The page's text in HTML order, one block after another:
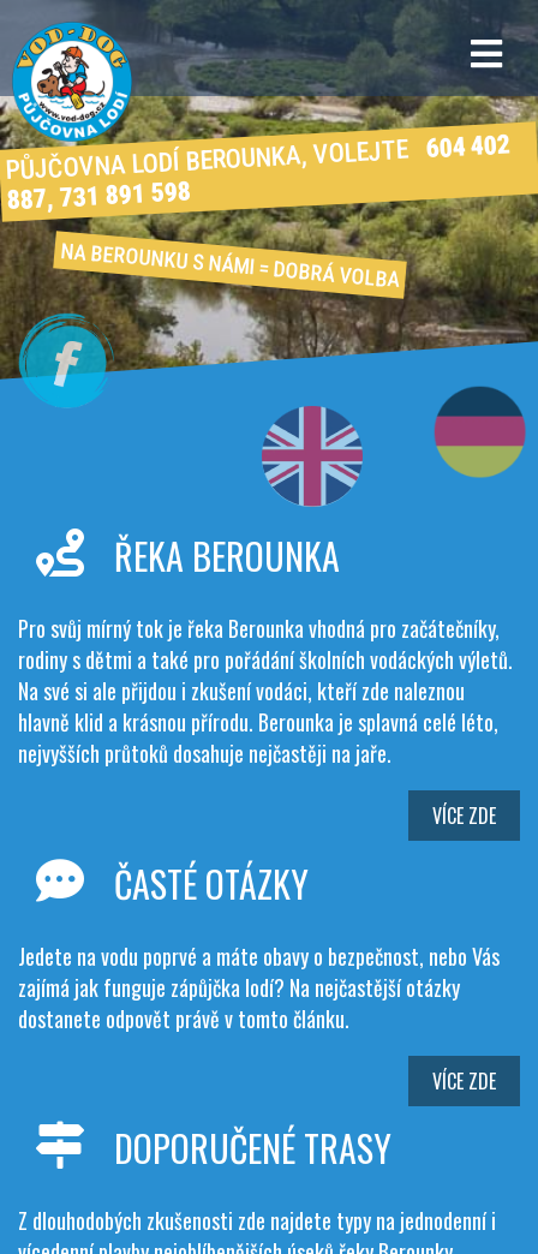
PŮJČOVNA LODÍ BEROUNKA, VOLEJTE 604 402
887, 731 891 598
NA BEROUNKU S NÁMI= DOBRÁ VOLBA
ŘEKA BEROUNKA
Pro svůj mírný tok je řeka Berounka vhodná pro začátečníky,
rodiny s dětmi a také pro pořádání školních vodáckých výletů.
Na své si ale přijdou i zkušení vodáci, kteří zde naleznou
hlavně klid a krásnou přírodu. Berounka je splavná celé léto,
nejvyšších průtoků dosahuje nejčastěji na jaře.
VÍCE ZDE
ČASTÉ OTÁZKY
Jedete na vodu poprvé a máte obavy o bezpečnost, nebo Vás
zajímá jak funguje zápůjčka lodí? Na nejčastější otázky
dostanete odpovět právě v tomto článku.
VÍCE ZDE
DOPORUČENÉ TRASY
Z dlouhodobých zkušenosti zde najdete typy na jednodenní i